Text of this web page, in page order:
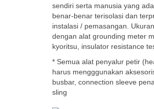
sendiri serta manusia yang
benar-benar terisolasi dan
instalasi / pemasangan.
dengan alat grounding meter
kyoritsu, insulator resistance
* Semua alat penyalur petir
harus mengggunakan
busbar, connection sleeve
sling